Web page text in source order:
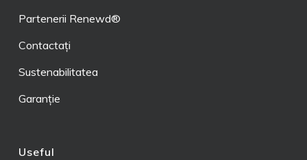
Partenerii Renewd®
Contactați
Sustenabilitatea
Garanție
Useful